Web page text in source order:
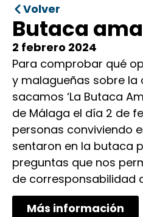
Volver
Butaca
2 febrero 2024
Para comprobar qué
y malagueñas sobre la
sacamos ‘La Butaca
de Málaga el día 2 de
personas conviviendo
sentaron en la butaca
preguntas que nos
de corresponsabilidad
Más información